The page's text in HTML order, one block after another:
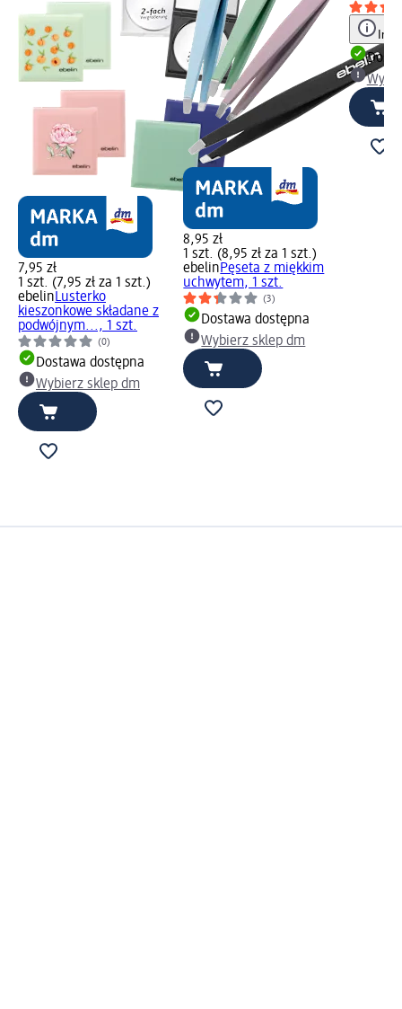
7,95 zł
1 szt. (7,95 zł za 1 szt.)
ebelinLusterko
kieszonkowe składane z
podwójnym..., 1 szt.
(0)
Dostawa dostępna
Wybierz sklep dm
8,95 zł
1 szt. (8,95 zł za 1 szt.)
ebelinPęseta z miękkim
uchwytem, 1 szt.
(3)
Dostawa dostępna
Wybierz sklep dm